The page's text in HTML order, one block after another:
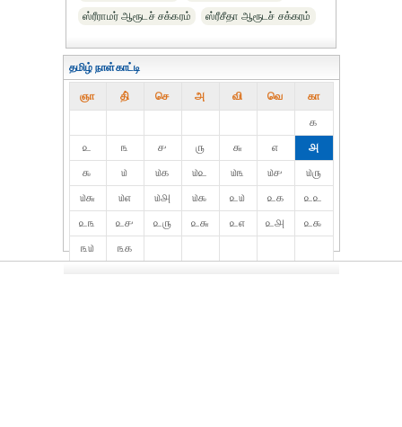
ஸ்ரீராமர் ஆரூடச் சக்கரம்
ஸ்ரீசீதா ஆரூடச் சக்கரம்
தமிழ் நாள்காட்டி
ஞா தி் செ அ வி வெ கா
௧
௨
௩ ௪ ௫ ௬ ௭
௮
௯
௰ ௰௧ ௰௨ ௰௩ ௰௪
௰௫
௰௬
௰௭ ௰௮ ௰௯ ௨௰ ௨௧
௨௨
௨௩
௨௪ ௨௫ ௨௬ ௨௭ ௨௮
௨௯
௩௰
௩௧